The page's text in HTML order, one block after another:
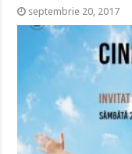
septembrie 20, 2017